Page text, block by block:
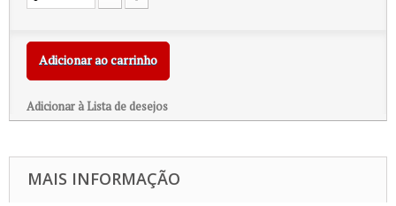
Adicionar ao carrinho
Adicionar à Lista de desejos
MAIS INFORMAÇÃO